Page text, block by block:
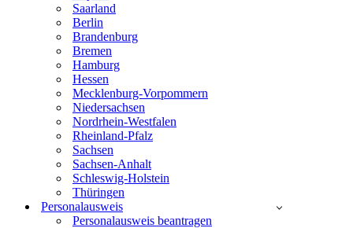
Saarland
Berlin
Brandenburg
Bremen
Hamburg
Hessen
Mecklenburg-Vorpommern
Niedersachsen
Nordrhein-Westfalen
Rheinland-Pfalz
Sachsen
Sachsen-Anhalt
Schleswig-Holstein
Thüringen
Personalausweis
Personalausweis beantragen